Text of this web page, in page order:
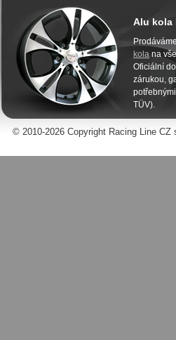
Alu kola
Prodáváme
kola na
Oficiální
zárukou,
TÜV).
© 2010-2026 Copyright Racing Line CZ